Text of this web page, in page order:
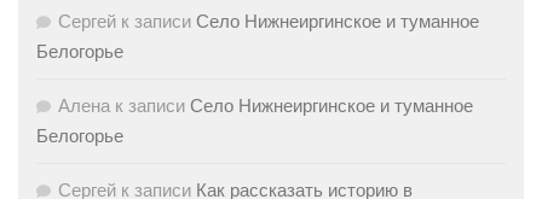
Сергей к записи Село Нижнеиргинское и туманное
Белогорье
Алена к записи Село Нижнеиргинское и туманное
Белогорье
Сергей к записи Как рассказать историю в